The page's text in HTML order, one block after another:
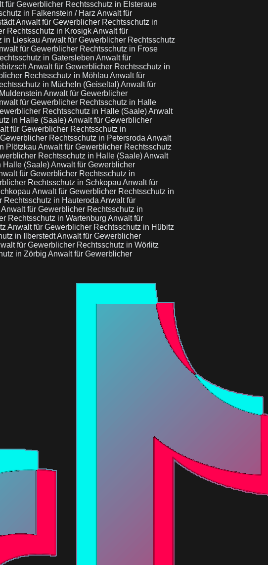
für Gewerblicher Rechtsschutz in Elsteraue
in Falkenstein / Harz Anwalt für
Anwalt für Gewerblicher Rechtsschutz in
Rechtsschutz in KrosigkAnwalt für
in Lieskau Anwalt für Gewerblicher Rechtsschutz
für Gewerblicher Rechtsschutz in Frose
in Gatersleben Anwalt für
Anwalt für Gewerblicher Rechtsschutz in
Rechtsschutz in Möhlau Anwalt für
in Mücheln (Geiseltal)Anwalt für
Anwalt für Gewerblicher
für Gewerblicher Rechtsschutz in Halle
Rechtsschutz in Halle (Saale)Anwalt
in Halle (Saale)Anwalt für Gewerblicher
für Gewerblicher Rechtsschutz in
Rechtsschutz in Petersroda Anwalt
Plötzkau Anwalt für Gewerblicher Rechtsschutz
Rechtsschutz in Halle (Saale)Anwalt
Halle (Saale)Anwalt für Gewerblicher
für Gewerblicher Rechtsschutz in
Rechtsschutz in Schkopau Anwalt für
Anwalt für Gewerblicher Rechtsschutz in
Rechtsschutz in Hauteroda Anwalt für
Anwalt für Gewerblicher Rechtsschutz in
Rechtsschutz in Wartenburg Anwalt für
Anwalt für Gewerblicher Rechtsschutz in Hübitz
in IlberstedtAnwalt für Gewerblicher
für Gewerblicher Rechtsschutz in Wörlitz
in Zörbig Anwalt für Gewerblicher